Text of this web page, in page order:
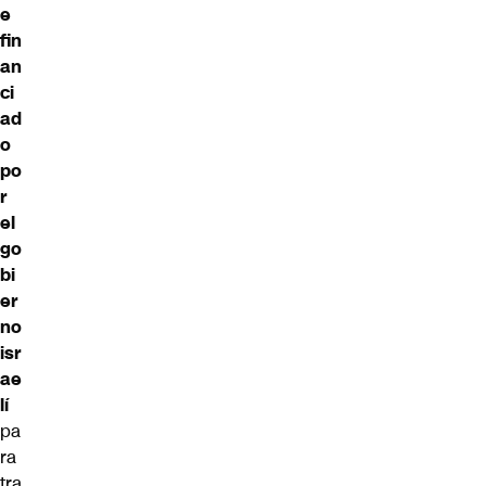
e
fin
an
ci
ad
o
po
r
el
go
bi
er
no
isr
ae
lí
pa
ra